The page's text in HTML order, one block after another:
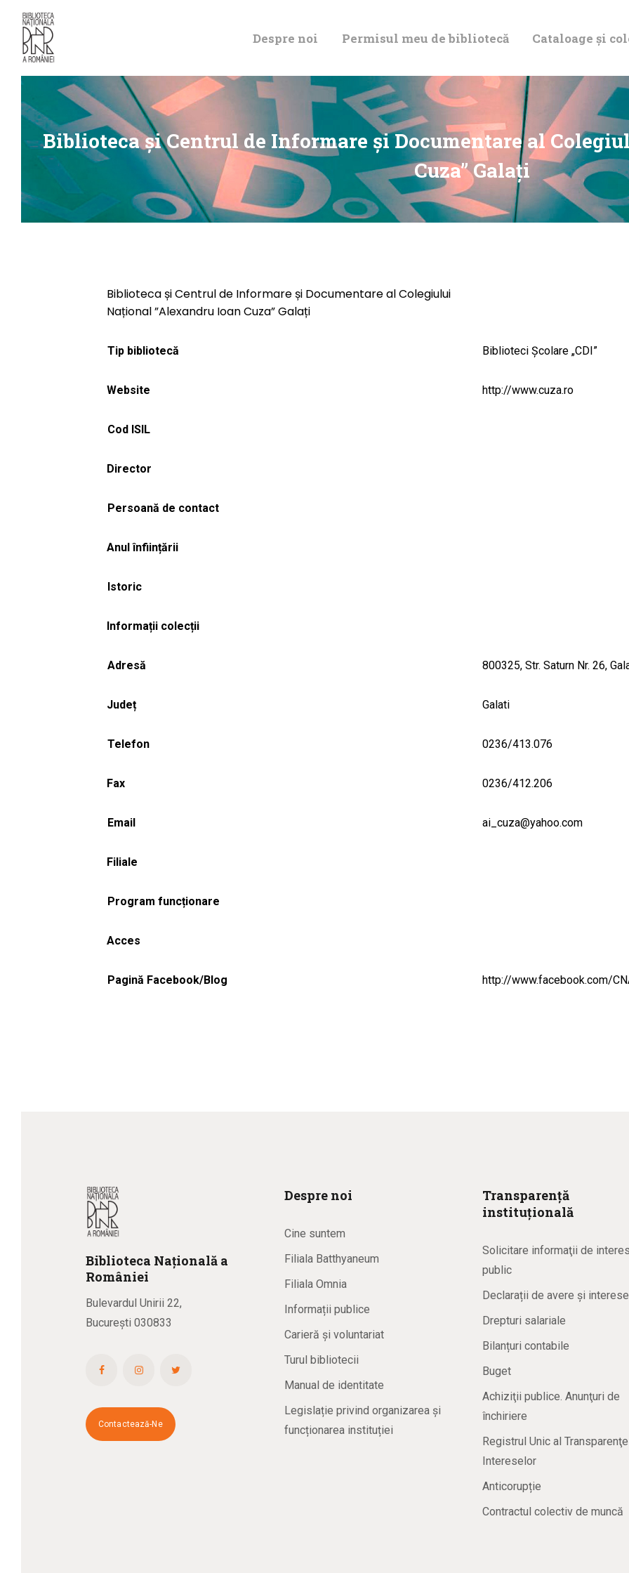
Despre noi Permisul meu de bibliotecă Cataloage și
Biblioteca și Centrul de Informare și Documentare al
Cuza” Galați
DE BIBLIOTECĂ
CATALOAGE ȘI
COLECȚII
BIBLIOTECA
EVENIMENTE
Biblioteca și Centrul de Informare și Documentare al Colegiului
Național ”Alexandru Ioan Cuza” Galați
Tip bibliotecă Biblioteci Școlare „CDI”
Website http://www.cuza.ro
Cod ISIL
Director
Persoană de contact
Anul înființării
Istoric
Informații colecții
Adresă 800325, Str. Saturn Nr. 26,
Județ Galati
Telefon 0236/413.076
Fax 0236/412.206
Email ai_cuza@yahoo.com
Filiale
Program funcționare
Acces
Pagină Facebook/Blog http://www.facebook.com/
Biblioteca Națională a
României
Bulevardul Unirii 22,
București 030833
Contactează-Ne
Despre noi
Cine suntem
Filiala Batthyaneum
Filiala Omnia
Informații publice
Carieră și voluntariat
Turul bibliotecii
Manual de identitate
Legislație privind organizarea și
funcționarea instituției
Transparență
instituțională
Solicitare informaţii de
public
Declarații de avere și interese
Drepturi salariale
Bilanțuri contabile
Buget
Achiziţii publice. Anunţuri de
închiriere
Registrul Unic al
Intereselor
Anticorupție
Contractul colectiv de muncă